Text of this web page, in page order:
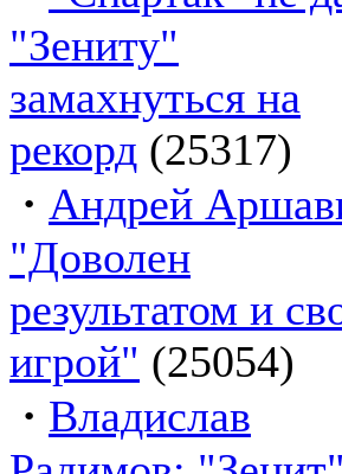
"Зениту"
замахнуться на
рекорд (25317)
· Андрей
"Доволен
результатом и
игрой" (25054)
· Владислав